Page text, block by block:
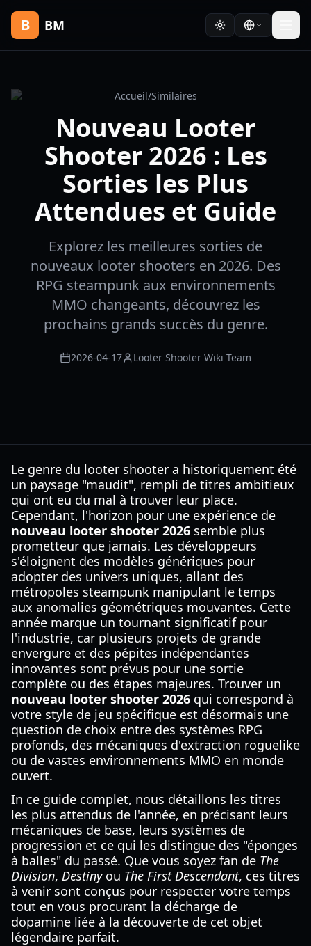
B BM
Accueil/Similaires
Nouveau Looter
Shooter 2026 : Les
Sorties les Plus
Attendues et Guide
Explorez les meilleures sorties de
nouveaux looter shooters en 2026. Des
RPG steampunk aux environnements
MMO changeants, découvrez les
prochains grands succès du genre.
2026-04-17 Looter Shooter Wiki Team
Le genre du looter shooter a historiquement été
un paysage "maudit", rempli de titres ambitieux
qui ont eu du mal à trouver leur place.
Cependant, l'horizon pour une expérience de
nouveau looter shooter 2026 semble plus
prometteur que jamais. Les développeurs
s'éloignent des modèles génériques pour
adopter des univers uniques, allant des
métropoles steampunk manipulant le temps
aux anomalies géométriques mouvantes. Cette
année marque un tournant significatif pour
l'industrie, car plusieurs projets de grande
envergure et des pépites indépendantes
innovantes sont prévus pour une sortie
complète ou des étapes majeures. Trouver un
nouveau looter shooter 2026 qui correspond à
votre style de jeu spécifique est désormais une
question de choix entre des systèmes RPG
profonds, des mécaniques d'extraction roguelike
ou de vastes environnements MMO en monde
ouvert.
In ce guide complet, nous détaillons les titres
les plus attendus de l'année, en précisant leurs
mécaniques de base, leurs systèmes de
progression et ce qui les distingue des "éponges
à balles" du passé. Que vous soyez fan de The
Division, Destinyou The First Descendant, ces titres
à venir sont conçus pour respecter votre temps
tout en vous procurant la décharge de
dopamine liée à la découverte de cet objet
légendaire parfait.